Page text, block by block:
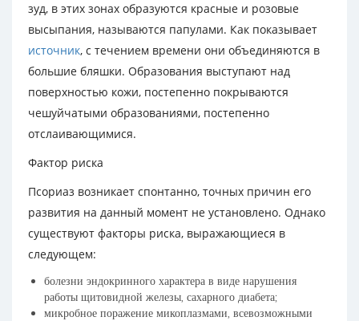
зуд, в этих зонах образуются красные и розовые
высыпания, называются папулами. Как показывает
источник, с течением времени они объединяются в
большие бляшки. Образования выступают над
поверхностью кожи, постепенно покрываются
чешуйчатыми образованиями, постепенно
отслаивающимися.
Фактор риска
Псориаз возникает спонтанно, точных причин его
развития на данный момент не установлено. Однако
существуют факторы риска, выражающиеся в
следующем:
болезни эндокринного характера в виде нарушения
работы щитовидной железы, сахарного диабета;
микробное поражение микоплазмами, всевозможными